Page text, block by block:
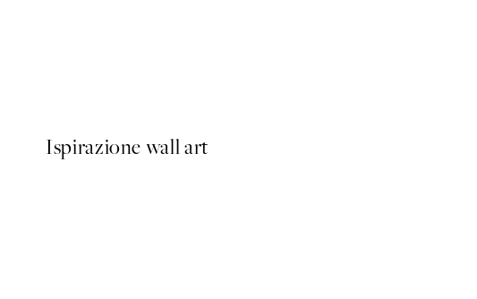
Ispirazione wall art